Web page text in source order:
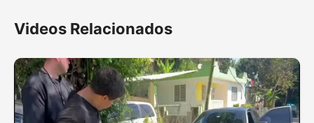
Videos Relacionados